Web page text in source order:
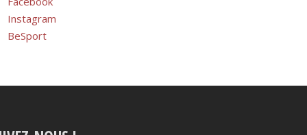
Instagram
BeSport